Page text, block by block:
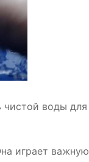
чистой воды для
играет важную